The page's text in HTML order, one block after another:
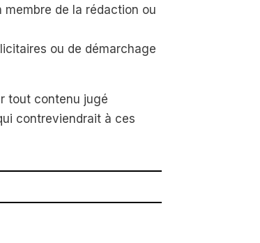
de la rédaction ou
ou de démarchage
tout contenu jugé
contreviendrait à ces